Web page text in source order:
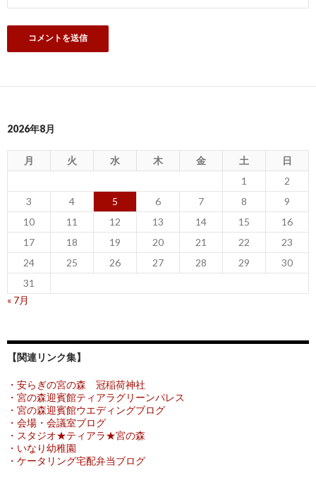
2026年8月
月 火 水 木 金 土
日
1
2
3
4 5 6 7 8
9
10
11 12 13 14 15
16
17
18 19 20 21 22
23
24
25 26 27 28 29
30
31
« 7月
【関連リンク集】
・安らぎの宮の森 冠稲荷神社
・宮の森迎賓館ティアラグリーンパレス
・宮の森迎賓館ウエディングブログ
・会場・会議室ブログ
・スタジオ★ティアラ★宮の森
・いなり幼稚園
・ケータリング宅配弁当ブログ